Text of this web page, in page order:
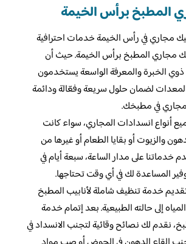
المطبخ​ برأس الخيمة
مجاري في رأس الخيمة خدمات احترافية
مجاري المطبخ برأس الخيمة. حيث أن
ذوي الخبرة والمعرفة الواسعة يستخدمون
لضمان حلول سريعة وفعّالة ودائمة
في مطبخك.
أنواع انسدادات المجاري، سواء كانت
والزيوت أو بقايا الطعام أو غيرها من
خدماتنا على مدار الساعة، سبعة أيام في
المساعدة لك في أي وقت تحتاجها.
خدمة تنظيف شاملة لأنابيب المطبخ
إلى حالته الطبيعية. بعد إتمام خدمة
نقدم لك نصائح وقائية لتجنب الانسداد في